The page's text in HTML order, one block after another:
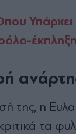
Υπάρχει
έκπληξη
της, η
τα